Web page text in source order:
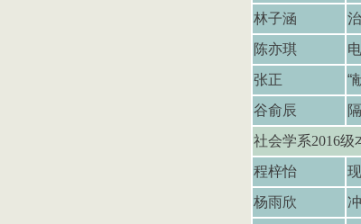
林子涵
陈亦琪
张正
“
谷俞辰
社会学系2016级
程梓怡
杨雨欣